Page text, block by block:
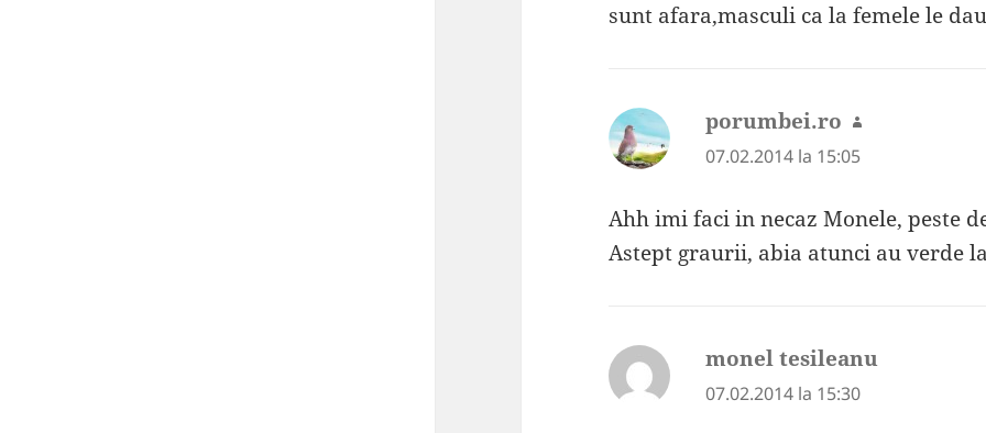
sunt afara,masculi ca la femele le
porumbei.ro spune:
07.02.2014 la 15:05
Ahh imi faci in necaz Monele, peste
Astept graurii, abia atunci au verde
monel tesileanu
07.02.2014 la 15:30